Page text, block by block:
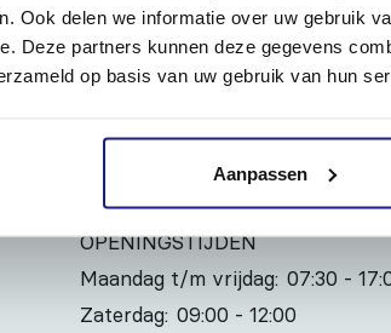
Ook delen we informatie over uw gebruik
Deze partners kunnen deze gegevens
op basis van uw gebruik van hun
Aanpassen
Inhoud door
OPENINGSTIJDEN
Maandag t/m vrijdag: 07:30 -
Zaterdag: 09:00 - 12:00